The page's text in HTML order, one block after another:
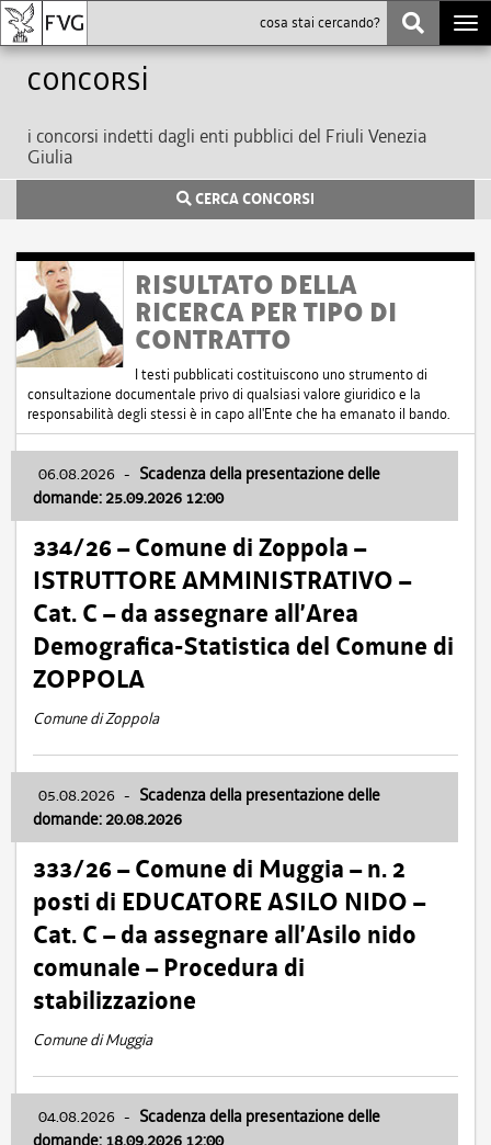
Concorsi
i concorsi indetti dagli enti pubblici del Friuli Venezia
Giulia
CERCA CONCORSI
RISULTATO DELLA
RICERCA PER TIPO DI
CONTRATTO
I testi pubblicati costituiscono uno strumento di
consultazione documentale privo di qualsiasi valore giuridico e la
responsabilità degli stessi è in capo all'Ente che ha emanato il bando.
06.08.2026 - Scadenza della presentazione delle
domande: 25.09.2026 12:00
334/26 – Comune di Zoppola –
ISTRUTTORE AMMINISTRATIVO –
Cat. C – da assegnare all’Area
Demografica-Statistica del Comune di
ZOPPOLA
Comune di Zoppola
05.08.2026 - Scadenza della presentazione delle
domande: 20.08.2026
333/26 – Comune di Muggia – n. 2
posti di EDUCATORE ASILO NIDO –
Cat. C – da assegnare all’Asilo nido
comunale – Procedura di
stabilizzazione
Comune di Muggia
04.08.2026 - Scadenza della presentazione delle
domande: 18.09.2026 12:00